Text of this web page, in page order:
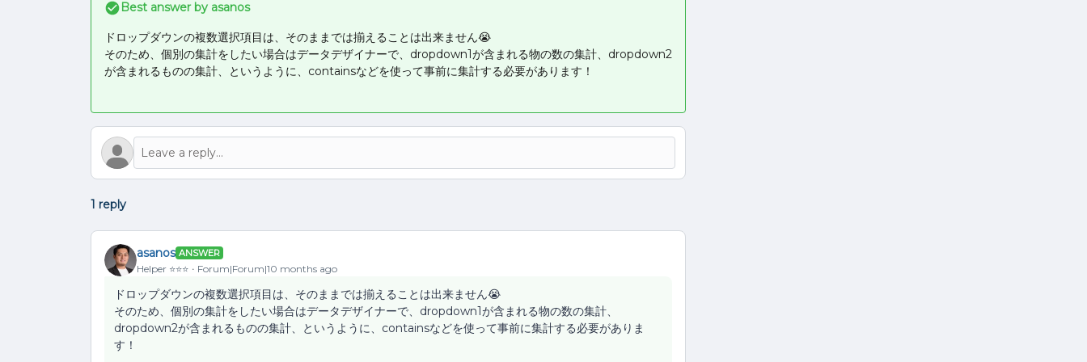
Best answer by asanos
ドロップダウンの複数選択項目は、そのままでは揃えることは出来ません😭
そのため、個別の集計をしたい場合はデータデザイナーで、dropdown1が含まれる物の数の集計、dropdown2
が含まれるものの集計、というように、containsなどを使って事前に集計する必要があります！
1 reply
asanos ANSWER
Helper ⭐️⭐️⭐️ Forum|Forum|10 months ago
ドロップダウンの複数選択項目は、そのままでは揃えることは出来ません😭
そのため、個別の集計をしたい場合はデータデザイナーで、dropdown1が含まれる物の数の集計、
dropdown2が含まれるものの集計、というように、containsなどを使って事前に集計する必要がありま
す！